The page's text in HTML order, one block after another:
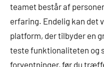
teamet består af
erfaring. Endelig kan det
platform, der tilbyder en
teste funktionaliteten og
forventninger, før du